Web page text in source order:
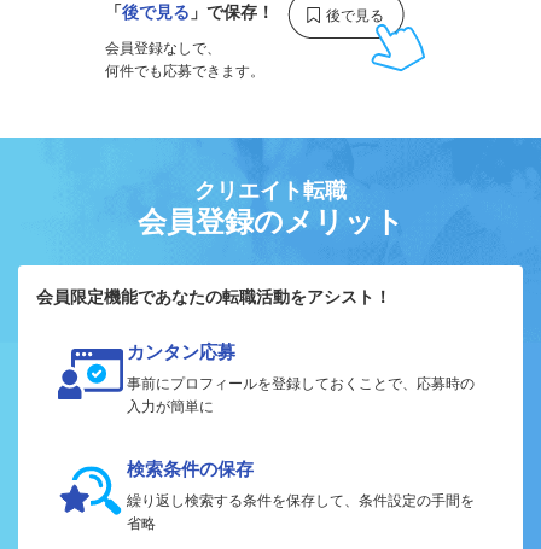
「後で見る 」で保存！
会員登録なしで、
何件でも応募できます。
クリエイト転職
会員登録のメリット
会員限定機能であなたの転職活動をアシスト！
カンタン応募
事前にプロフィールを登録しておくことで、応募時の
入力が簡単に
検索条件の保存
繰り返し検索する条件を保存して、条件設定の手間を
省略